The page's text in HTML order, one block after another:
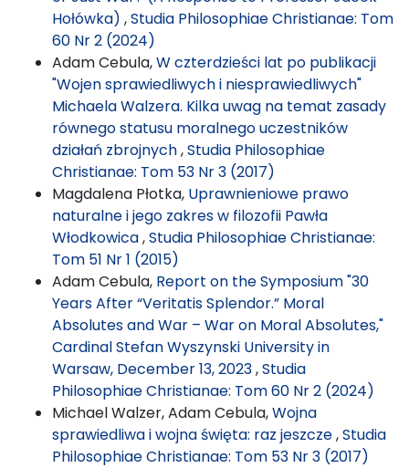
Hołówka) ,Studia Philosophiae Christianae: Tom
60 Nr 2 (2024)
Adam Cebula,W czterdzieści lat po publikacji
"Wojen sprawiedliwych i niesprawiedliwych"
Michaela Walzera. Kilka uwag na temat zasady
równego statusu moralnego uczestników
działań zbrojnych,Studia Philosophiae
Christianae: Tom 53 Nr 3 (2017)
Magdalena Płotka, Uprawnieniowe prawo
naturalne i jego zakres w filozofii Pawła
Włodkowica,Studia Philosophiae Christianae:
Tom 51 Nr 1 (2015)
Adam Cebula, Report on the Symposium "30
Years After “Veritatis Splendor.” Moral
Absolutes and War – War on Moral Absolutes,"
Cardinal Stefan Wyszynski University in
Warsaw, December 13, 2023,Studia
Philosophiae Christianae: Tom 60 Nr 2 (2024)
Michael Walzer, Adam Cebula,Wojna
sprawiedliwa i wojna święta: raz jeszcze,Studia
Philosophiae Christianae: Tom 53 Nr 3 (2017)